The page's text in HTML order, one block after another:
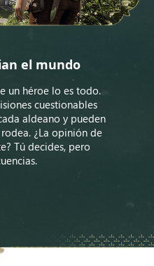
el mundo
un héroe lo es todo.
cuestionables
aldeano y pueden
¿La opinión de
Tú decides, pero